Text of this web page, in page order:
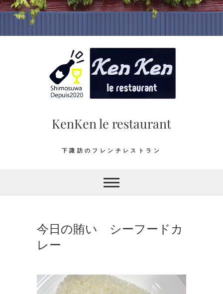
Skip
KenKen le restaurant
下諏訪のフレンチレストラン
今日の賄い シーフードカ
レー